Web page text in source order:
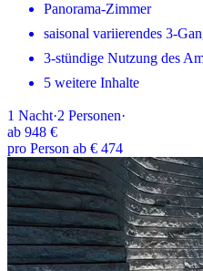
Panorama-Zimmer
saisonal variierendes 3-
3-stündige Nutzung des
5 weitere Inhalte
1 Nacht·2 Personen·
ab 948 €
pro Person ab € 474